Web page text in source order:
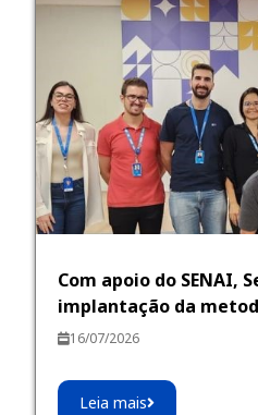
Com apoio do SENAI,
implantação da
16/07/2026
Leia mais